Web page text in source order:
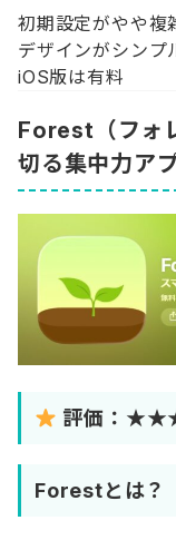
初期設定がやや複
デザインがシンプ
iOS版は有料
Forest（フォ
切る集中力ア
評価：
Forestとは？